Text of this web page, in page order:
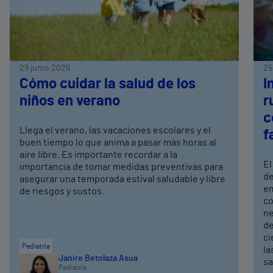
29 junio 2026
Cómo cuidar la salud de los
niños en verano
Llega el verano, las vacaciones escolares y el
buen tiempo lo que anima a pasar más horas al
aire libre. Es importante recordar a la
importancia de tomar medidas preventivas para
asegurar una temporada estival saludable y libre
de riesgos y sustos.
Pediatría
Janire Betolaza Asua
Pediatría